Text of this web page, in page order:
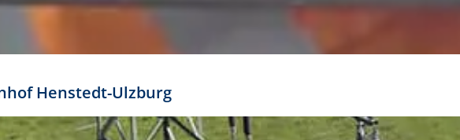
jeweiligen Formathöhe. Daraus ergeben sich für gängige Formate
im Layout:
Henstedt-Ulzburg